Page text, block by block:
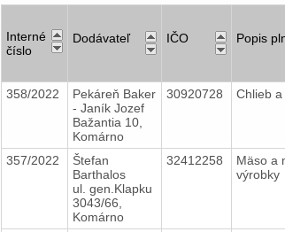
Interné
číslo
Dodávateľ IČO Popis
358/2022
Pekáreň Baker
- Janík Jozef
Bažantia 10,
Komárno
30920728 Chlieb
357/2022
Štefan
Barthalos
ul. gen.Klapku
3043/66,
Komárno
32412258
Mäso a
výrobky